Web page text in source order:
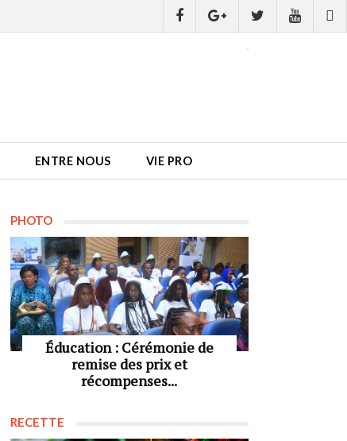
ENTRE NOUS VIE PRO
PHOTO
Éducation : Cérémonie de
remise des prix et
récompenses...
RECETTE